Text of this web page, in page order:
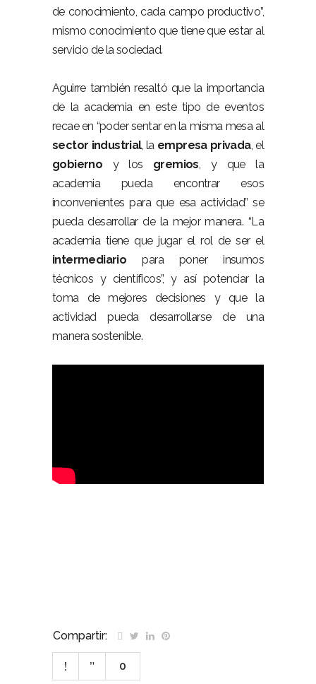
de conocimiento, cada campo productivo”,
mismo conocimiento que tiene que estar al
servicio de la sociedad.
Aguirre también resaltó que la importancia
de la academia en este tipo de eventos
recae en “poder sentar en la misma mesa al
sector industrial, la empresa privada, el
gobierno y los gremios, y que la
academia pueda encontrar esos
inconvenientes para que esa actividad” se
pueda desarrollar de la mejor manera. “La
academia tiene que jugar el rol de ser el
intermediario para poner insumos
técnicos y científicos”, y así potenciar la
toma de mejores decisiones y que la
actividad pueda desarrollarse de una
manera sostenible.
Compartir:
0